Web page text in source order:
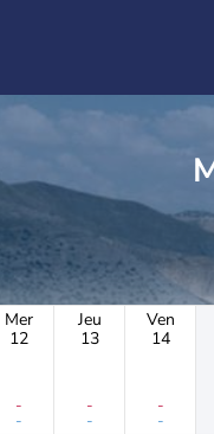
Mer
12
-
-
Jeu
13
-
-
Ven
14
-
-